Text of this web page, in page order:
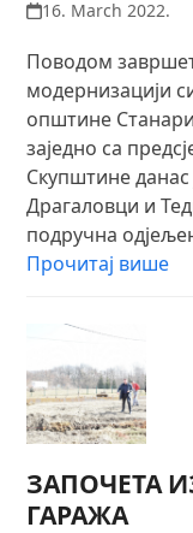
16. March 2022.
Поводом
модернизацији
општине
заједно са
Скупштине
Драгаловци и
подручна
Прочитај више
ЗАПОЧЕТА
ГАРАЖА